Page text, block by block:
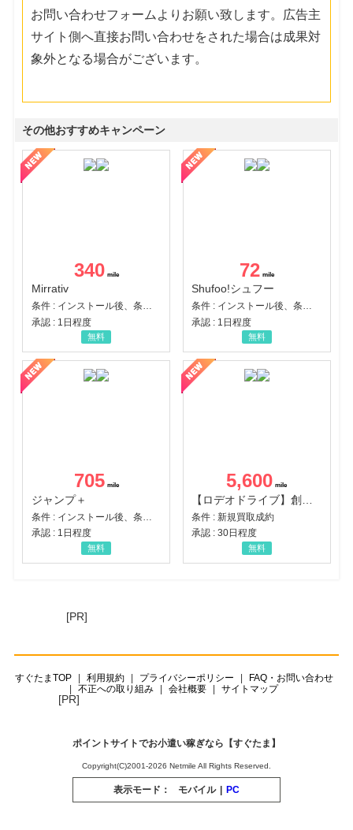
お問い合わせフォームよりお願い致します。広告主
サイト側へ直接お問い合わせをされた場合は成果対
象外となる場合がございます。
その他おすすめキャンペーン
340
Mirrativ
条件 : インストール後、条件達成
承認 : 1日程度
無料
72
Shufoo!シュフー
条件 : インストール後、条件達成
承認 : 1日程度
無料
705
ジャンプ＋
承認 : 1日程度
無料
5,600
条件 : 新規買取成約
承認 : 30日程度
無料
[PR]
すぐたまTOP 利用規約 プライバシーポリシー
FAQ・お問い合わせ
不正への取り組み
会社概要 サイトマップ
[PR]
ポイントサイトでお小遣い稼ぎなら【すぐたま】
Copyright(C)2001-2026 Netmile All Rights Reserved.
表示モード： モバイル | PC